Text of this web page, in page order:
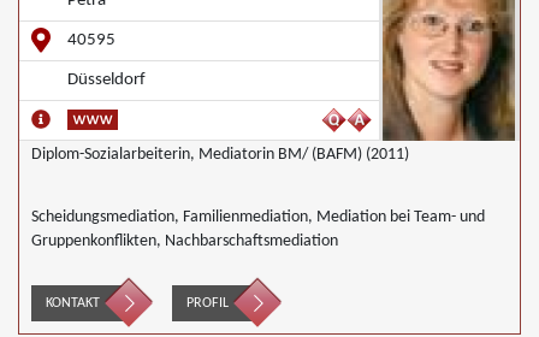
40595
Düsseldorf
Diplom-Sozialarbeiterin, Mediatorin BM/ (BAFM) (2011)
Scheidungsmediation, Familienmediation, Mediation bei Team- und
Gruppenkonflikten, Nachbarschaftsmediation
KONTAKT PROFIL